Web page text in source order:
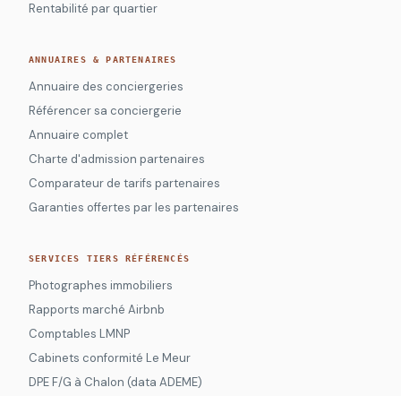
Rentabilité par quartier
ANNUAIRES & PARTENAIRES
Annuaire des conciergeries
Référencer sa conciergerie
Annuaire complet
Charte d'admission partenaires
Comparateur de tarifs partenaires
Garanties offertes par les partenaires
SERVICES TIERS RÉFÉRENCÉS
Photographes immobiliers
Rapports marché Airbnb
Comptables LMNP
Cabinets conformité Le Meur
DPE F/G à Chalon (data ADEME)